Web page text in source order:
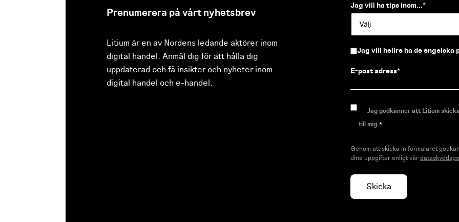
Prenumerera på vårt nyhetsbrev
Litium är en av Nordens ledande aktörer inom
digital handel. Anmäl dig för att hålla dig
uppdaterad och få insikter och nyheter inom
digital handel och e-handel.
Jag vill ha tips inom...*
Jag vill hellre ha de engelska
E-post adress*
Jag godkänner att Litium
till mig.*
Genom att skicka in formuläret
dina uppgifter enligt vår